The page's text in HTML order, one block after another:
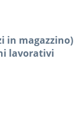
in magazzino)
lavorativi